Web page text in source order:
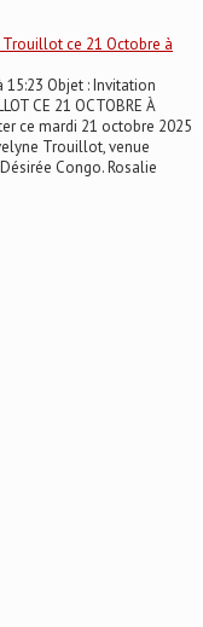
ce 21 Octobre à
15:23 Objet : Invitation
CE 21 OCTOBRE À
ce mardi 21 octobre 2025
Trouillot, venue
Congo. Rosalie